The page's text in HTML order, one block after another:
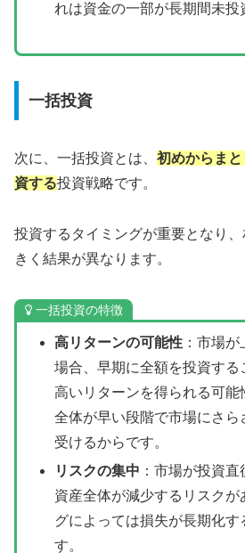
れは資金の一部が長期間未投
一括投資
次に、一括投資とは、 初めからま
資する投資戦略です。
投資するタイミングが重要となり
きく結果が異なります。
一括投資の特徴
高リターンの可能性：市場が
場合、早期に全額を投資する
高いリターンを得られる可能
全体が早い段階で市場にさら
受けるからです。
リスクの集中 ：市場が投資直
資産全体が減少するリスクが
グによっては損失が長期化す
す。